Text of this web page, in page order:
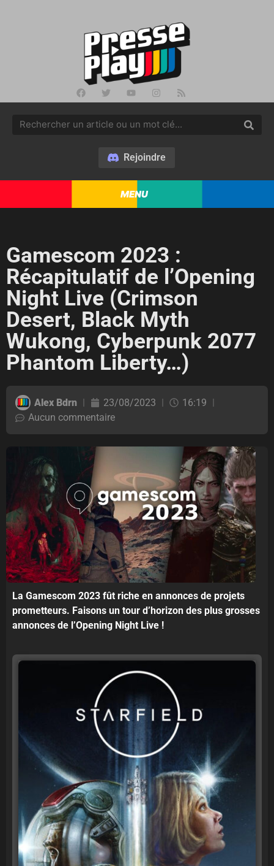
Rejoindre
MENU
Gamescom 2023 :
Récapitulatif de l’Opening
Night Live (Crimson
Desert, Black Myth
Wukong, Cyberpunk 2077
Phantom Liberty…)
Alex Bdrn 23/08/2023
16:19
Aucun commentaire
La Gamescom 2023 fût riche en annonces de projets
prometteurs. Faisons un tour d’horizon des plus grosses
annonces de l’Opening Night Live !